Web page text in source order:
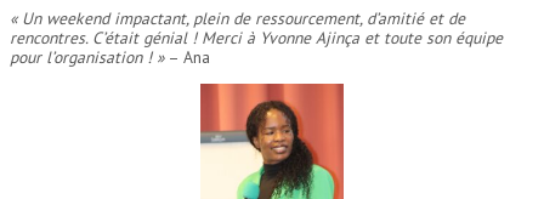
« Un weekend impactant, plein de ressourcement, d’amitié et de
rencontres. C’était génial ! Merci à Yvonne Ajinça et toute son équipe
pour l’organisation ! »– Ana